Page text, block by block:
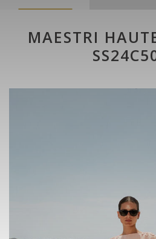
MAESTRI